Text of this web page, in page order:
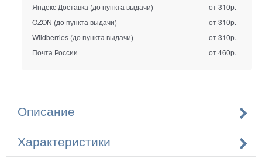
Яндекс Доставка (до пункта выдачи)
от 310р.
OZON (до пункта выдачи)
от 310р.
Wildberries (до пункта выдачи)
от 310р.
Почта России
от 460р.
Описание
Характеристики